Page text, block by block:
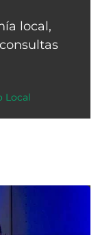
local,
Local